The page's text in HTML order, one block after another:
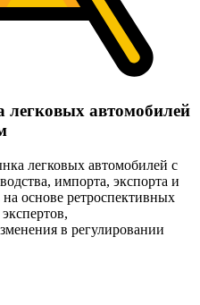
легковых автомобилей
легковых автомобилей с
импорта, экспорта и
на основе ретроспективных
в регулировании